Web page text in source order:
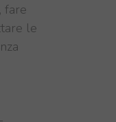
fare
le